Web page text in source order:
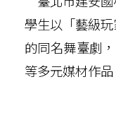
學生以「藝級
的同名舞臺劇
等多元媒材作品